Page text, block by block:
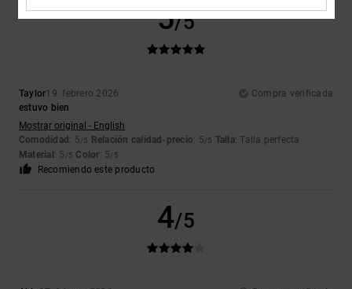
5/5
Taylor19. febrero 2026
Compra verificada
estuvo bien
Mostrar original - English
Comodidad : 5/5 Relación calidad-precio: 5/5 Talla: Talla perfecta
Material : 5 /5 Color: 5/5
Recomiendo este producto
4/5